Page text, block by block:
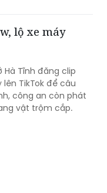
lộ xe máy
Hà Tĩnh đăng clip
TikTok để câu
công an còn phát
vật trộm cắp.​